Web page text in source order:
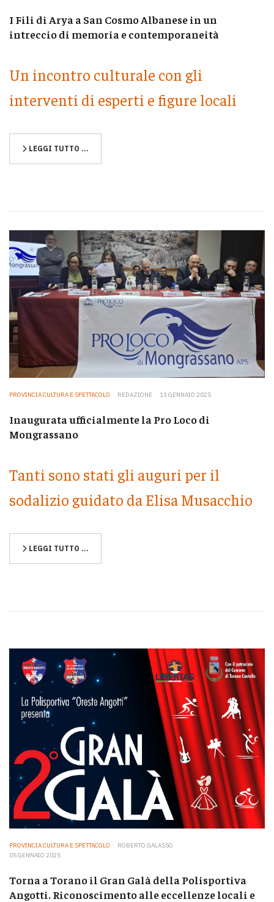
I Fili di Arya a San Cosmo Albanese in un
intreccio di memoria e contemporaneità
Un incontro culturale con gli
interventi di esperti e figure locali
LEGGI TUTTO …
PROVINCIA CULTURA E SPETTACOLO REDAZIONE 13 GENNAIO 2025
Inaugurata ufficialmente la Pro Loco di
Mongrassano
Tanti sono stati gli auguri per il
sodalizio guidato da Elisa Musacchio
LEGGI TUTTO …
PROVINCIA CULTURA E SPETTACOLO
ROBERTO GALASSO
05 GENNAIO 2025
Torna a Torano il Gran Galà della Polisportiva
Angotti. Riconoscimento alle eccellenze locali e